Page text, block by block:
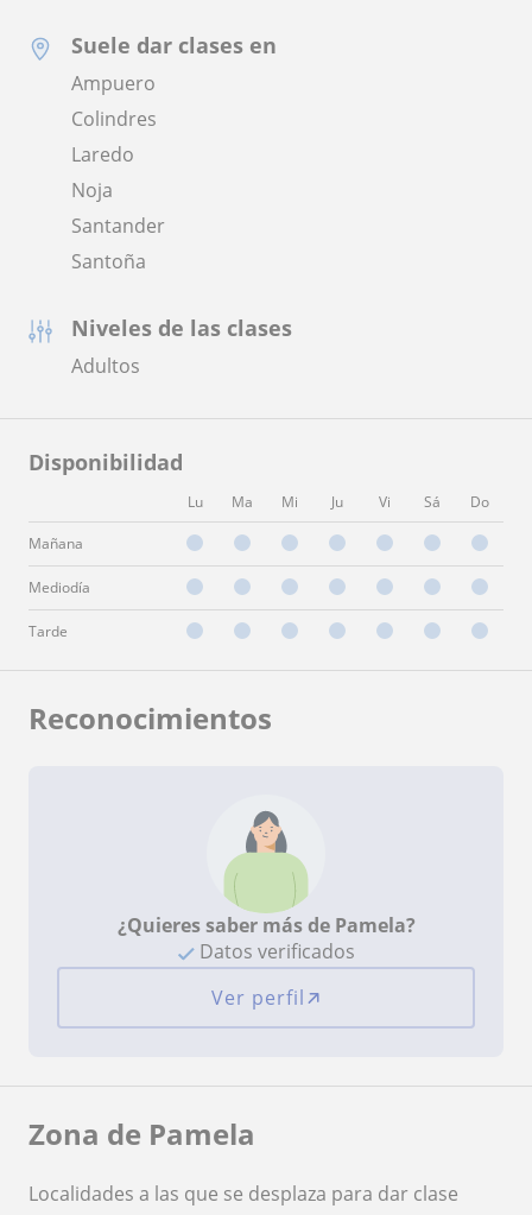
Suele dar clases en
Ampuero
Colindres
Laredo
Noja
Santander
Santoña
Niveles de las clases
Adultos
Disponibilidad
Lu Ma Mi Ju Vi Sá Do
Mañana
Mediodía
Tarde
Reconocimientos
¿Quieres saber más de Pamela?
Datos verificados
Ver perfil
Zona de Pamela
Localidades a las que se desplaza para dar clase